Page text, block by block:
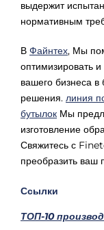
выдержит
нормативным
В Файнтех, Мы
оптимизировать и
вашего бизнеса
решения. линия
бутылок Мы
изготовление
Свяжитесь с
преобразить ваш
Ссылки
ТОП-10